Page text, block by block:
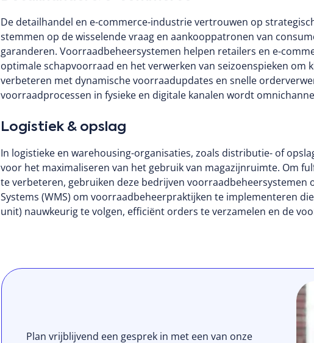
De detailhandel en e-commerce-industrie vertrouwen op
stemmen op de wisselende vraag en aankooppatronen van
garanderen. Voorraadbeheersystemen helpen retailers en e-
optimale schapvoorraad en het verwerken van seizoenspieken om
verbeteren met dynamische voorraadupdates en snelle
voorraadprocessen in fysieke en digitale kanalen wordt
Logistiek & opslag
In logistieke en warehousing-organisaties, zoals distributie- of
voor het maximaliseren van het gebruik van magazijnruimte. Om
te verbeteren, gebruiken deze bedrijven
Systems (WMS) om voorraadbeheerpraktijken te implementeren
unit) nauwkeurig te volgen, efficiënt orders te verzamelen en de
Plan vrijblijvend een gesprek in met een van onze